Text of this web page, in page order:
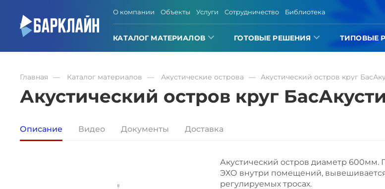
КАТАЛОГ МАТЕРИАЛОВ ГОТОВЫЕ РЕШЕНИЯ ТИПОВЫЕ
О компании Объекты Услуги Сотрудничество Библиотека
Главная Каталог материалов Акустические острова Акустический остров круг
Акустический остров круг
Описание Видео Документы Доставка
Акустический остров диаметр 600мм.
ЭХО внутри помещений,
регулируемых тросах.